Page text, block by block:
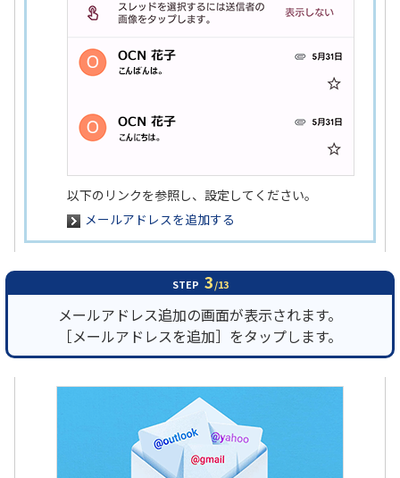
以下のリンクを参照し、設定してください。
メールアドレスを追加する
STEP 3/13
メールアドレス追加の画面が表示されます。
［メールアドレスを追加］をタップします。